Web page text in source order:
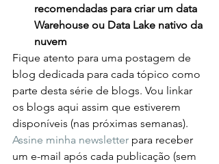
recomendadas para criar um data
Warehouse ou Data Lake nativo da
nuvem
Fique atento para uma postagem de
blog dedicada para cada tópico como
parte desta série de blogs. Vou linkar
os blogs aqui assim que estiverem
disponíveis (nas próximas semanas).
Assine minha newsletter para receber
um e-mail após cada publicação (sem